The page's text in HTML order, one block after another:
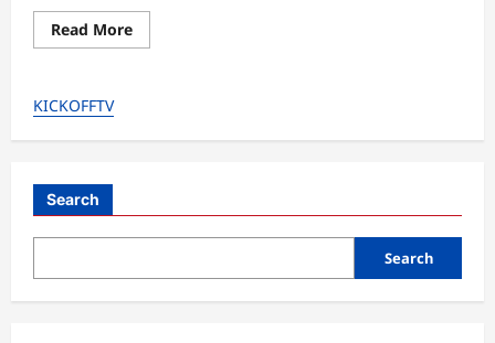
Read MoreRead
more
Utama
CLBK
Shin
yong
KICKOFFTV
Search
Search